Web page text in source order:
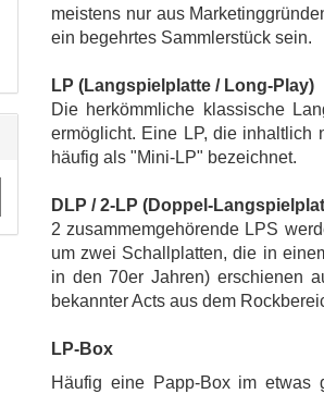
meistens nur aus
ein begehrtes Sammlerstück sein.
LP (Langspielplatte / Long-Play)
Die herkömmliche klassische
ermöglicht. Eine LP, die inhaltlich
häufig als "Mini-LP" bezeichnet.
DLP / 2-LP (Doppel-
2 zusammemgehörende LPS
um zwei Schallplatten, die in
in den 70er Jahren) erschienen
bekannter Acts aus dem
LP-Box
Häufig eine Papp-Box im etwas